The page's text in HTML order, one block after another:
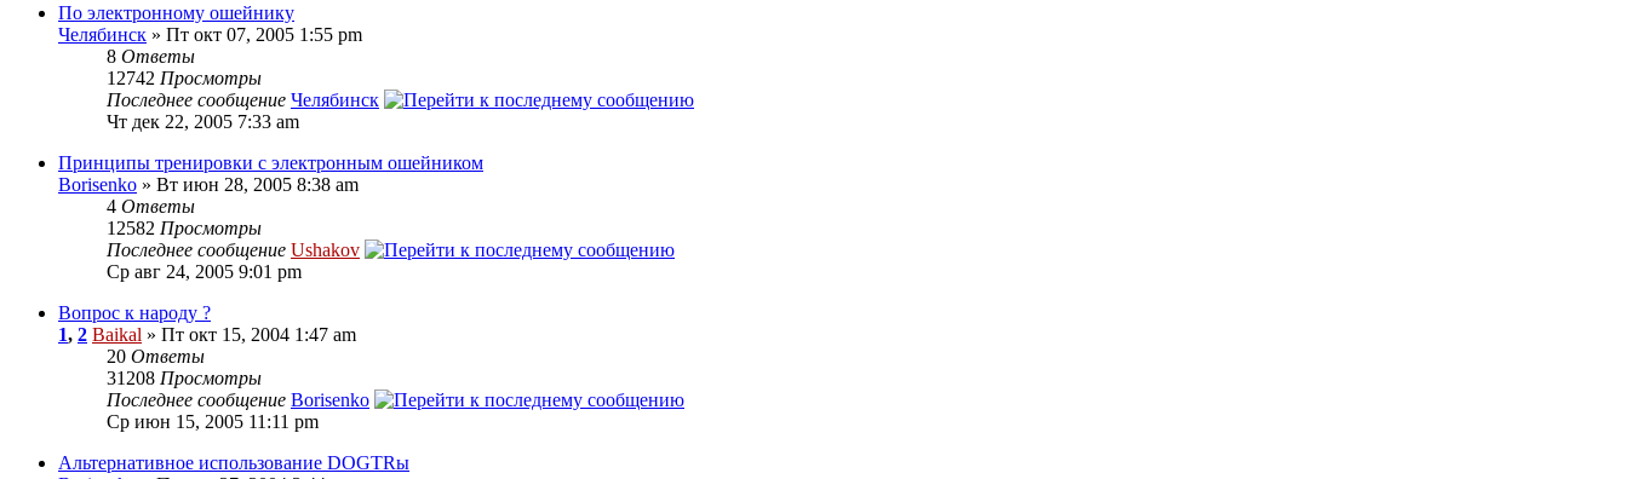
По электронному ошейнику
Челябинск » Пт окт 07, 2005 1:55 pm
8 Ответы
12742 Просмотры
Последнее сообщение Челябинск
Чт дек 22, 2005 7:33 am
Принципы тренировки с электронным ошейником
Borisenko » Вт июн 28, 2005 8:38 am
4 Ответы
12582 Просмотры
Последнее сообщение Ushakov
Ср авг 24, 2005 9:01 pm
Вопрос к народу ?
1, 2 Baikal » Пт окт 15, 2004 1:47 am
20 Ответы
31208 Просмотры
Последнее сообщение Borisenko
Ср июн 15, 2005 11:11 pm
Альтернативное использование DOGTRы